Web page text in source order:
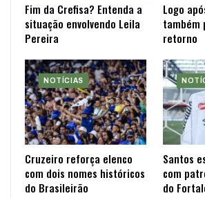
Fim da Crefisa? Entenda a
situação envolvendo Leila
Pereira
Logo
também
retorno
NOTÍCIAS
Cruzeiro reforça elenco
com dois nomes históricos
do Brasileirão
Santos
com
do